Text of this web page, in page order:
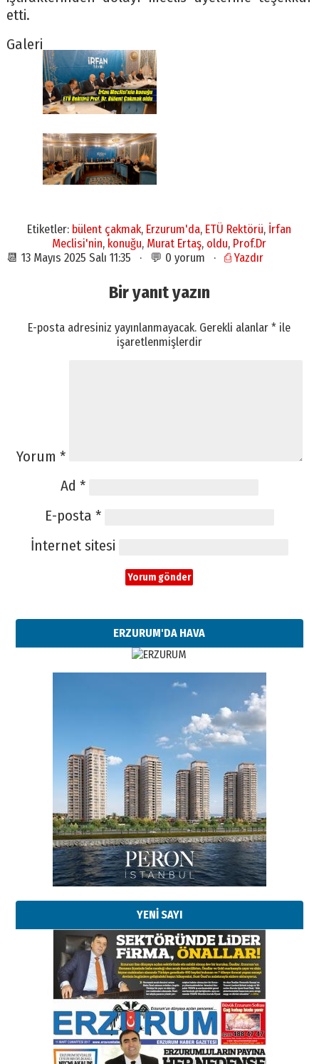
etti.
Galeri
Etiketler: bülent çakmak, Erzurum'da, ETÜ Rektörü, İrfan
Meclisi'nin, konuğu, Murat Ertaş, oldu, Prof.Dr
📆 13 Mayıs 2025 Salı 11:35 · 💬 0 yorum · ⎙ Yazdır
Bir yanıt yazın
E-posta adresiniz yayınlanmayacak. Gerekli alanlar* ile
işaretlenmişlerdir
Yorum *
Ad *
E-posta *
İnternet sitesi
ERZURUM'DA HAVA
YENİ SAYI
Esat BİNDESEN
Başkan Sekmen’den Erzurum’a
bir vizyon proje daha!
02 Ağustos 2026 Pazar
Kadir SABUNCUOĞLU
Erzurumspor’un köşe taşları
29 Haziran 2026 Pazartesi
Kenan GÜLERCİ
Murat Şahsuvaroğlu ERKON’da
çıtayı yukarı taşırken,
yönetimdekiler aşağı
çekmemeli!
17 Şubat 2026 SalıOrhan BOZKURT
Bir fotoğraf, bir şehir, bir
gazeteci… Dizginler kimin
elinde?
31 Mart 2026 Salı
A. Berhan Yılmaz